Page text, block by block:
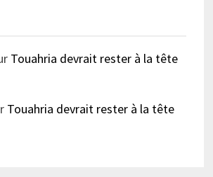
Touahria devrait rester à la tête
Touahria devrait rester à la tête